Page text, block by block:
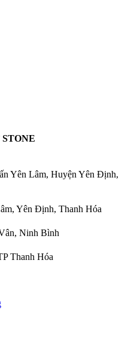
Yên Lâm, Huyện Yên Định,
Yên Định, Thanh Hóa
Ninh Bình
Thanh Hóa